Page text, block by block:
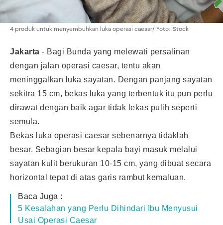
4 produk untuk menyembuhkan luka operasi caesar/ Foto: iStock
Jakarta - Bagi Bunda yang melewati persalinan
dengan jalan operasi caesar, tentu akan
meninggalkan luka sayatan. Dengan panjang sayatan
sekitra 15 cm, bekas luka yang terbentuk itu pun perlu
dirawat dengan baik agar tidak lekas pulih seperti
semula.
Bekas luka operasi caesar sebenarnya tidaklah
besar. Sebagian besar kepala bayi masuk melalui
sayatan kulit berukuran 10-15 cm, yang dibuat secara
horizontal tepat di atas garis rambut kemaluan.
Baca Juga :
5 Kesalahan yang Perlu Dihindari Ibu Menyusui
Usai Operasi Caesar